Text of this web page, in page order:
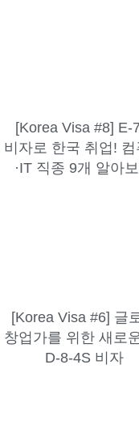
[Korea Visa #8] E-
비자로 한국 취업! 컴
·IT 직종 9개 알아보
[Korea Visa #6] 글
창업가를 위한 새로
D-8-4S 비자